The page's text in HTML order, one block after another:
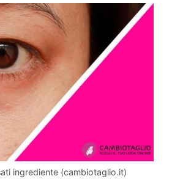
ingrediente (cambiotaglio.it)